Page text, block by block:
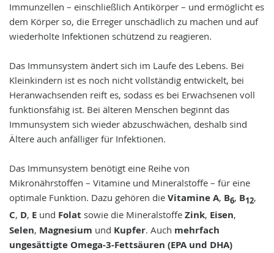
Immunzellen – einschließlich Antikörper – und ermöglicht es
dem Körper so, die Erreger unschädlich zu machen und auf
wiederholte Infektionen schützend zu reagieren.
Das Immunsystem ändert sich im Laufe des Lebens. Bei
Kleinkindern ist es noch nicht vollständig entwickelt, bei
Heranwachsenden reift es, sodass es bei Erwachsenen voll
funktionsfähig ist. Bei älteren Menschen beginnt das
Immunsystem sich wieder abzuschwächen, deshalb sind
Ältere auch anfälliger für Infektionen.
Das Immunsystem benötigt eine Reihe von
Mikronährstoffen – Vitamine und Mineralstoffe – für eine
optimale Funktion. Dazu gehören die Vitamine A, B6, B12,
C, D, E und Folat sowie die Mineralstoffe Zink, Eisen,
Selen, Magnesium und Kupfer. Auch mehrfach
ungesättigte Omega-3-Fettsäuren (EPA und DHA)